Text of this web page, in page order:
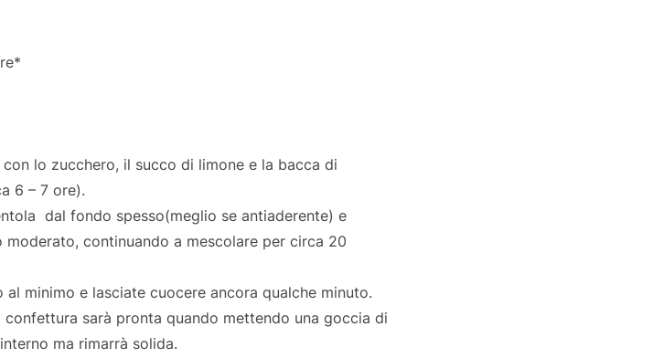
lo zucchero, il succo di limone e la bacca di
6 – 7 ore).
dal fondo spesso(meglio se antiaderente) e
continuando a mescolare per circa 20
minimo e lasciate cuocere ancora qualche minuto.
confettura sarà pronta quando mettendo una goccia di
ma rimarrà solida.